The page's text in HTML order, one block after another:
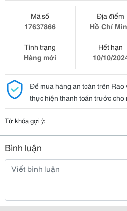
Mã số
17637866
Địa điểm
Hồ Chí
Tình trạng
Hàng mới
Hết hạn
10/10/
Để mua hàng an toàn trên Rao
thực hiện thanh toán trước cho
Từ khóa gợi ý:
Bình luận